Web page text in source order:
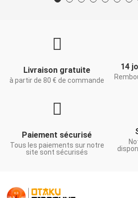
Livraison gratuite
à partir de 80 € de commande
14
Paiement sécurisé
Tous les paiements sur notre
site sont sécurisés